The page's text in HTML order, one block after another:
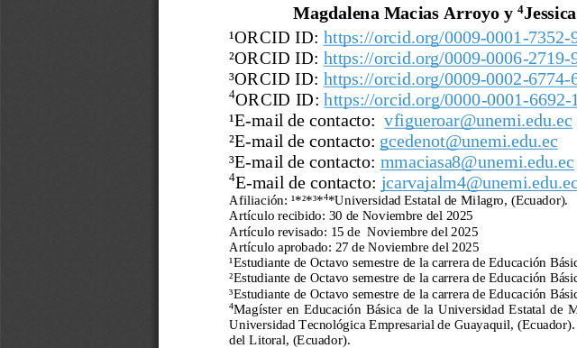
Magdalena Macias Arroyo y 4
¹ORCID ID: https://orcid.org/0009-0001-7352-
²ORCID ID: https://orcid.org/0009-0006-2719-
³ORCID ID: https://orcid.org/0009-0002-6774-
4ORCID ID: https://orcid.org/0000-0001-6692-
¹E-mail de contacto: vfigueroar@unemi.edu.ec
²E-mail de contacto: gcedenot@unemi.edu.ec
³E-mail de contacto: mmaciasa8@unemi.edu.ec
4E-mail de contacto: jcarvajalm4@unemi.edu.ec
Afiliación: ¹*²*³*4*Universidad Estatal de Milagro, (Ecuador).
Artículo recibido: 30 de Noviembre del 2025
Artículo revisado: 15 de  Noviembre del 2025
Artículo aprobado: 27 de Noviembre del 2025
¹Estudiante de Octavo semestre de la carrera de Educación
²Estudiante de Octavo semestre de la carrera de Educación
³Estudiante de Octavo semestre de la carrera de Educación
4Magíster  en  Educación  Básica  de  la  Universidad  Estatal  de
Universidad Tecnológica Empresarial de Guayaquil,
del Litoral, (Ecuador).